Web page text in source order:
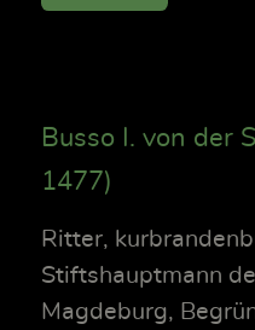
Busso I. von der
1477)
Ritter,
Stiftshauptmann
Magdeburg,